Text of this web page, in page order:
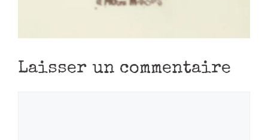
Laisser un commentaire